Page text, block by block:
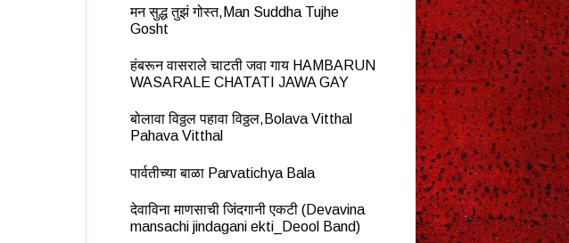
मन सुद्ध तुझं गोस्त,Man Suddha Tujhe
Gosht
हंबरून वासराले चाटती जवा गाय HAMBARUN
WASARALE CHATATI JAWA GAY
बोलावा विठ्ठल पहावा विठ्ठल,Bolava Vitthal
Pahava Vitthal
पार्वतीच्या बाळा Parvatichya Bala
देवाविना माणसाची जिंदगानी एकटी (Devavina
mansachi jindagani ekti_Deool Band)